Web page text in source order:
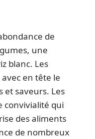
de
une
blanc. Les
en tête le
et saveurs. Les
convivialité qui
des aliments
de nombreux